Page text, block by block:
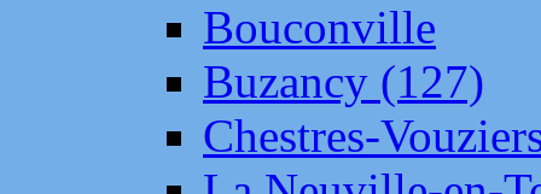
Bouconville
Buzancy (127)
Chestres-